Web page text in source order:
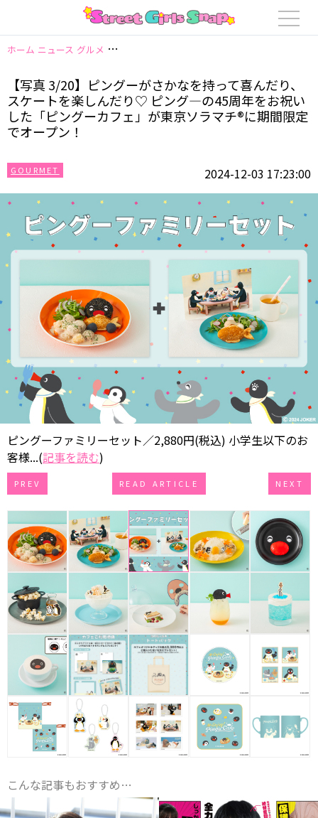
ホーム ニュース グルメ 【写真 3/20】ピングーがさかなを持って喜んだ
【写真 3/20】ピングーがさかなを持って喜んだり、
スケートを楽しんだり♡ ピング―の45周年をお祝い
した「ピングーカフェ」が東京ソラマチ®に期間限定
でオープン！
GOURMET 2024-12-03 17:23:00
ピングーファミリーセット／2,880円(税込) 小学生以下のお
客様...(記事を読む)
PREV READ ARTICLE NEXT
こんな記事もおすすめ…